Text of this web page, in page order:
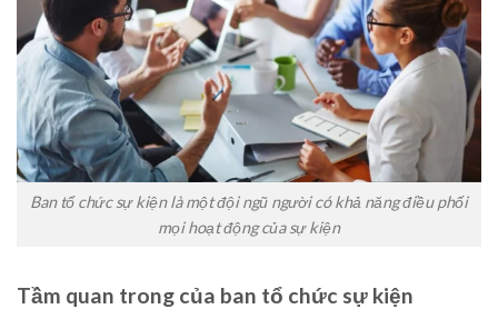
Ban tổ chức sự kiện là một đội ngũ người có khả năng điều phối
mọi hoạt động của sự kiện
Tầm quan trong của ban tổ chức sự kiện